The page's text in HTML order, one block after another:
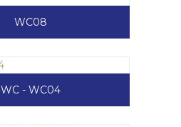
WC08
WC - WC04